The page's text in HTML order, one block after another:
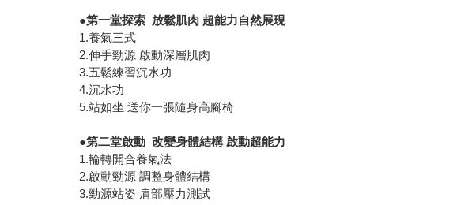
●第一堂探索 放鬆肌肉 超能力自然展現
1.養氣三式
2.伸手勁源 啟動深層肌肉
3.五鬆練習沉水功
4.沉水功
5.站如坐 送你一張隨身高腳椅
●第二堂啟動 改變身體結構 啟動超能力
1.輪轉開合養氣法
2.啟動勁源 調整身體結構
3.勁源站姿 肩部壓力測試